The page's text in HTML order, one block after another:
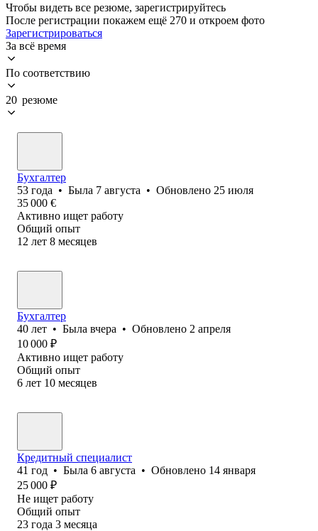
Чтобы видеть все резюме, зарегистрируйтесь
После регистрации покажем ещё 270 и откроем фото
Зарегистрироваться
За всё время
По соответствию
20 резюме
Бухгалтер
53 года • Была 7 августа • Обновлено 25 июля
35 000 €
Активно ищет работу
Общий опыт
12 лет 8 месяцев
Бухгалтер
40 лет • Была вчера • Обновлено 2 апреля
10 000 ₽
Активно ищет работу
Общий опыт
6 лет 10 месяцев
Кредитный специалист
41 год • Была 6 августа • Обновлено 14 января
25 000 ₽
Не ищет работу
Общий опыт
23 года 3 месяца